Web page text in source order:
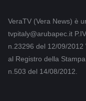
VeraTV (Vera News) è
tvpitaly@arubapec.it
n.23296 del 12/09/
al Registro della
n.503 del 14/08/2012.